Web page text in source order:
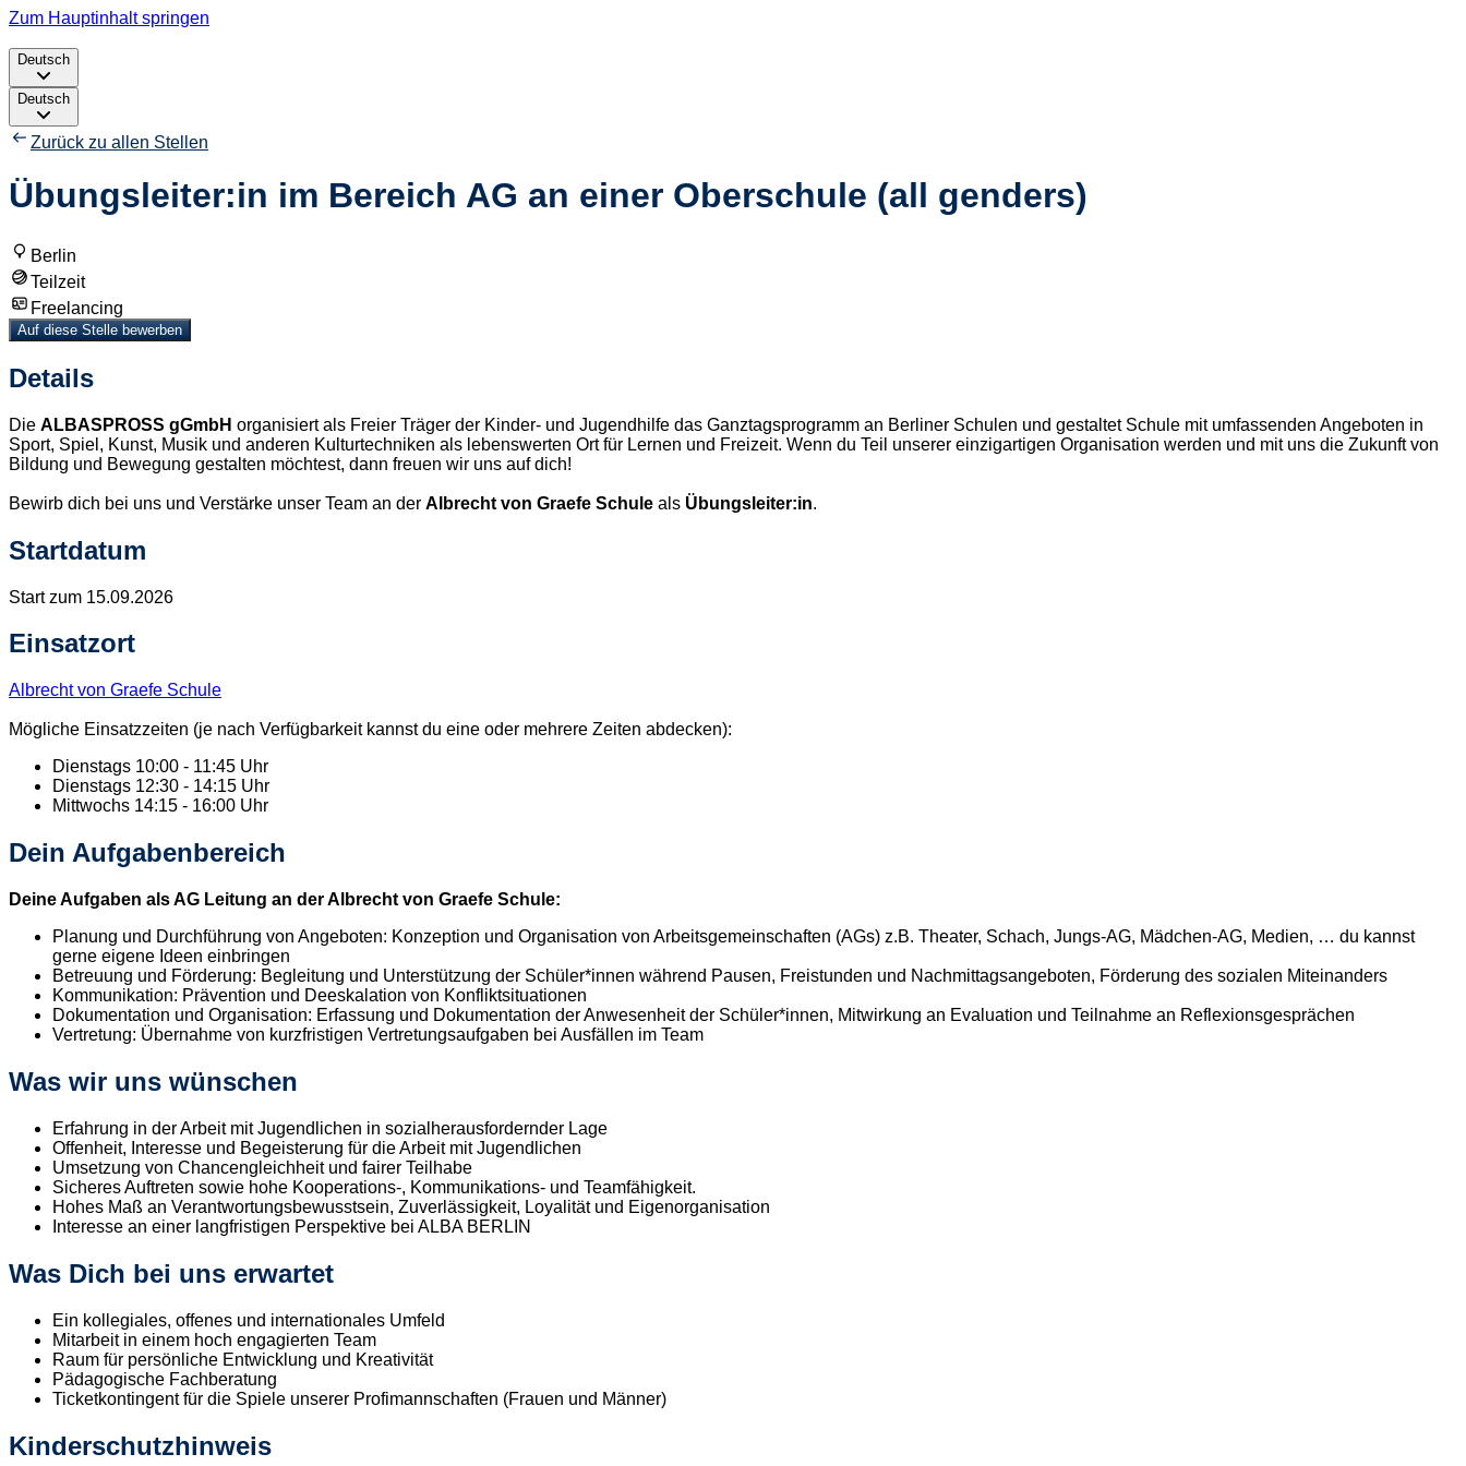
Zum Hauptinhalt springen
Deutsch
Deutsch
Zurück zu allen Stellen
Übungsleiter:in im Bereich AG an einer Oberschule (all genders)
Berlin
Teilzeit
Freelancing
Auf diese Stelle bewerben
Details
Die ALBASPROSS gGmbH organisiert als Freier Träger der Kinder- und Jugendhilfe das Ganztagsprogramm an Berliner Schulen und gestaltet Schule mit umfassenden Angeboten in
Sport, Spiel, Kunst, Musik und anderen Kulturtechniken als lebenswerten Ort für Lernen und Freizeit. Wenn du Teil unserer einzigartigen Organisation werden und mit uns die Zukunft von
Bildung und Bewegung gestalten möchtest, dann freuen wir uns auf dich!
Bewirb dich bei uns und Verstärke unser Team an der Albrecht von Graefe Schule als Übungsleiter:in.
Startdatum
Start zum 15.09.2026
Einsatzort
Albrecht von Graefe Schule
Mögliche Einsatzzeiten (je nach Verfügbarkeit kannst du eine oder mehrere Zeiten abdecken):
Dienstags 10:00 - 11:45 Uhr
Dienstags 12:30 - 14:15 Uhr
Mittwochs 14:15 - 16:00 Uhr
Dein Aufgabenbereich
Deine Aufgaben als AG Leitung an der Albrecht von Graefe Schule:
Planung und Durchführung von Angeboten: Konzeption und Organisation von Arbeitsgemeinschaften (AGs) z.B. Theater, Schach, Jungs-AG, Mädchen-AG, Medien, … du kannst
gerne eigene Ideen einbringen
Betreuung und Förderung: Begleitung und Unterstützung der Schüler*innen während Pausen, Freistunden und Nachmittagsangeboten, Förderung des sozialen Miteinanders
Kommunikation: Prävention und Deeskalation von Konfliktsituationen
Dokumentation und Organisation: Erfassung und Dokumentation der Anwesenheit der Schüler*innen, Mitwirkung an Evaluation und Teilnahme an Reflexionsgesprächen
Vertretung: Übernahme von kurzfristigen Vertretungsaufgaben bei Ausfällen im Team
Was wir uns wünschen
Erfahrung in der Arbeit mit Jugendlichen in sozialherausfordernder Lage
Offenheit, Interesse und Begeisterung für die Arbeit mit Jugendlichen
Umsetzung von Chancengleichheit und fairer Teilhabe
Sicheres Auftreten sowie hohe Kooperations-, Kommunikations- und Teamfähigkeit.
Hohes Maß an Verantwortungsbewusstsein, Zuverlässigkeit, Loyalität und Eigenorganisation
Interesse an einer langfristigen Perspektive bei ALBA BERLIN
Was Dich bei uns erwartet
Ein kollegiales, offenes und internationales Umfeld
Mitarbeit in einem hoch engagierten Team
Raum für persönliche Entwicklung und Kreativität
Pädagogische Fachberatung
Ticketkontingent für die Spiele unserer Profimannschaften (Frauen und Männer)
Kinderschutzhinweis